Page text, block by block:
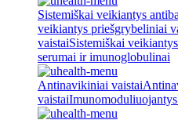
Sistemiškai veikiantys
veikiantys priešgrybeliniai
vaistaiSistemiškai
serumai ir imunoglobulinai
Antinavikiniai vaistai
vaistai